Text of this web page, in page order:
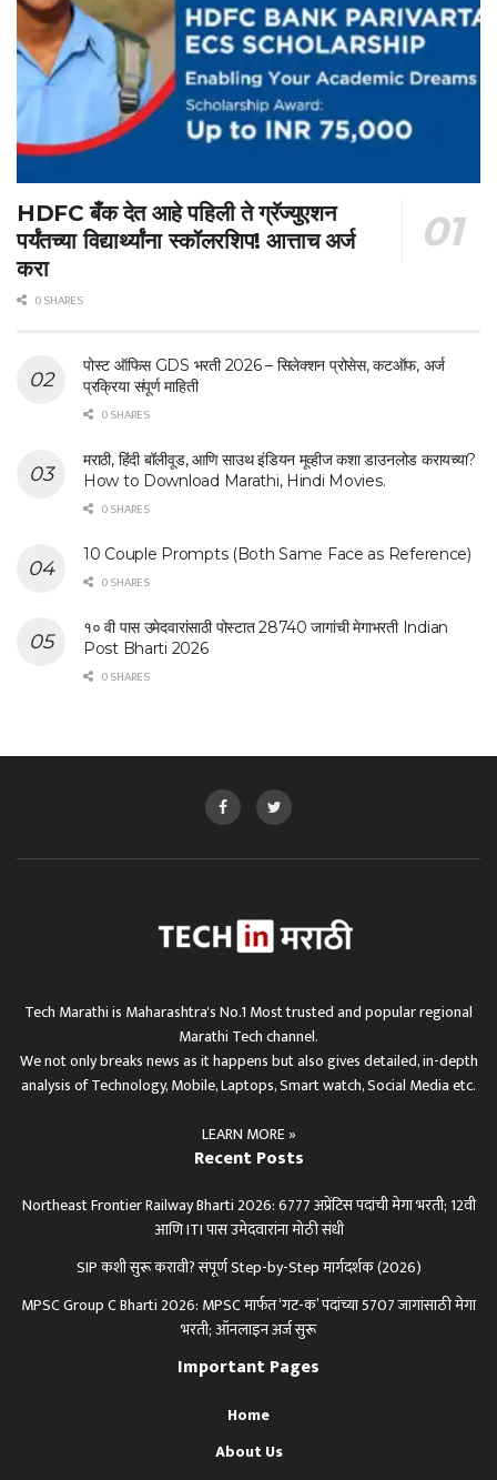
HDFC बँक देत आहे पहिली ते ग्रॅज्युएशन
पर्यंतच्या विद्यार्थ्यांना स्कॉलरशिप! आत्ताच अर्ज
करा
0 SHARES
पोस्ट ऑफिस GDS भरती 2026 – सिलेक्शन प्रोसेस, कटऑफ, अर्ज
प्रक्रिया संपूर्ण माहिती
0 SHARES
मराठी, हिंदी बॉलीवूड, आणि साउथ इंडियन मूव्हीज कशा डाउनलोड करायच्या?
How to Download Marathi, Hindi Movies.
0 SHARES
10 Couple Prompts (Both Same Face as Reference)
0 SHARES
१० वी पास उमेदवारांसाठी पोस्टात 28740 जागांची मेगाभरती Indian
Post Bharti 2026
0 SHARES
Tech Marathi is Maharashtra's No.1 Most trusted and popular regional
Marathi Tech channel.
We not only breaks news as it happens but also gives detailed, in-depth
analysis of Technology, Mobile, Laptops, Smart watch, Social Media etc.
LEARN MORE »
Recent Posts
Northeast Frontier Railway Bharti 2026: 6777 अप्रेंटिस पदांची मेगा भरती; 12वी
आणि ITI पास उमेदवारांना मोठी संधी
SIP कशी सुरू करावी? संपूर्ण Step-by-Step मार्गदर्शक (2026)
MPSC Group C Bharti 2026: MPSC मार्फत ‘गट-क’ पदांच्या 5707 जागांसाठी मेगा
भरती; ऑनलाइन अर्ज सुरू
Important Pages
Home
About Us